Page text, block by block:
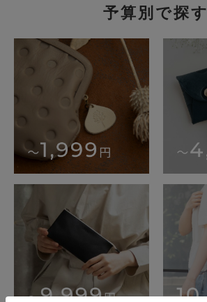
予算別で探す